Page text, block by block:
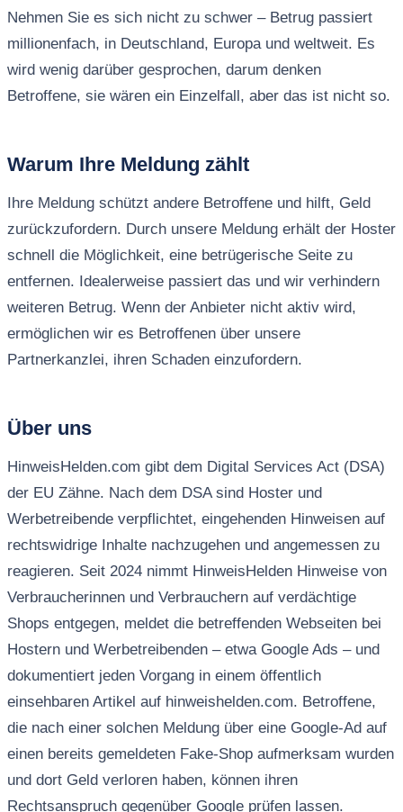
Nehmen Sie es sich nicht zu schwer – Betrug passiert
millionenfach, in Deutschland, Europa und weltweit. Es
wird wenig darüber gesprochen, darum denken
Betroffene, sie wären ein Einzelfall, aber das ist nicht so.
Warum Ihre Meldung zählt
Ihre Meldung schützt andere Betroffene und hilft, Geld
zurückzufordern. Durch unsere Meldung erhält der Hoster
schnell die Möglichkeit, eine betrügerische Seite zu
entfernen. Idealerweise passiert das und wir verhindern
weiteren Betrug. Wenn der Anbieter nicht aktiv wird,
ermöglichen wir es Betroffenen über unsere
Partnerkanzlei, ihren Schaden einzufordern.
Über uns
HinweisHelden.com gibt dem Digital Services Act (DSA)
der EU Zähne. Nach dem DSA sind Hoster und
Werbetreibende verpflichtet, eingehenden Hinweisen auf
rechtswidrige Inhalte nachzugehen und angemessen zu
reagieren. Seit 2024 nimmt HinweisHelden Hinweise von
Verbraucherinnen und Verbrauchern auf verdächtige
Shops entgegen, meldet die betreffenden Webseiten bei
Hostern und Werbetreibenden – etwa Google Ads – und
dokumentiert jeden Vorgang in einem öffentlich
einsehbaren Artikel auf hinweishelden.com. Betroffene,
die nach einer solchen Meldung über eine Google-Ad auf
einen bereits gemeldeten Fake-Shop aufmerksam wurden
und dort Geld verloren haben, können ihren
Rechtsanspruch gegenüber Google prüfen lassen.